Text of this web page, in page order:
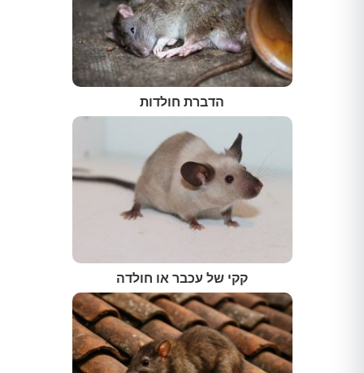
הדברת חולדות
קקי של עכבר או חולדה